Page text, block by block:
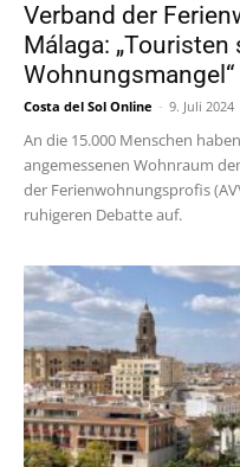
Verband der
Málaga:
Wohnungsmangel“
Costa del Sol Online - 9. Juli 2024
An die 15.000 Menschen
angemessenen Wohnraum
der Ferienwohnungsprofis
ruhigeren Debatte auf.